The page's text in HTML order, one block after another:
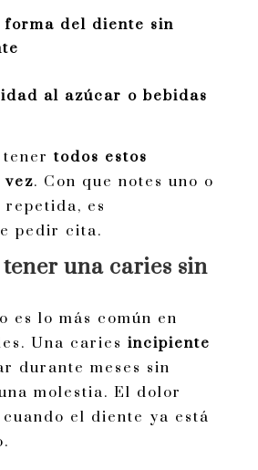
forma del diente sin
al azúcar o bebidas
todos estos
vez. Con que notes uno o
repetida, es
pedir cita.
tener una caries sin
es lo más común en
Una caries incipiente
durante meses sin
molestia. El dolor
el diente ya está